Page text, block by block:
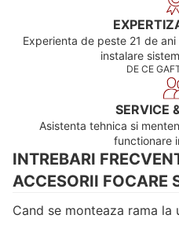
Experienta de peste 21 de
instalare
DE CE
SERVICE
Asistenta tehnica si
functionare
INTREBARI
ACCESORII FOCARE
Cand se monteaza rama la